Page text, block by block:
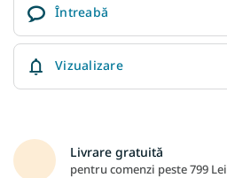
Întreabă
Vizualizare
Livrare gratuită
pentru comenzi peste 799 Lei